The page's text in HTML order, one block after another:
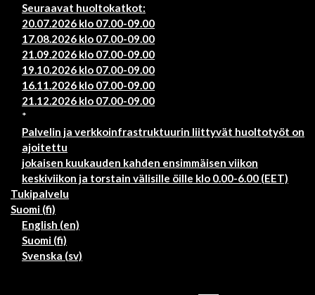
Seuraavat huoltokatkot:
20.07.2026 klo 07.00-09.00
17.08.2026 klo 07.00-09.00
21.09.2026 klo 07.00-09.00
19.10.2026 klo 07.00-09.00
16.11.2026 klo 07.00-09.00
21.12.2026 klo 07.00-09.00
*
Palvelin ja verkkoinfrastruktuurin liittyvät huoltotyöt on
ajoitettu
jokaisen kuukauden kahden ensimmäisen viikon
keskiviikon ja torstain välisille öille klo 0.00-6.00 (EET)
Tukipalvelu
Suomi ‎(fi)‎
English ‎(en)‎
Suomi ‎(fi)‎
Svenska ‎(sv)‎